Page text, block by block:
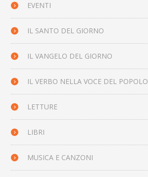
EVENTI
IL SANTO DEL GIORNO
IL VANGELO DEL GIORNO
IL VERBO NELLA VOCE DEL POPOLO
LETTURE
LIBRI
MUSICA E CANZONI